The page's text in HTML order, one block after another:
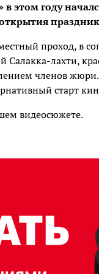
этом году
проход, в
Салакка-лахти,
членов
старт
видеосюжете.